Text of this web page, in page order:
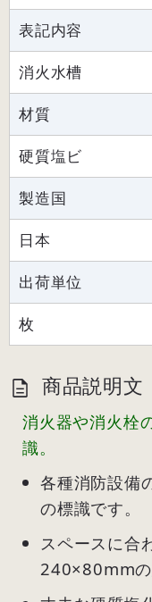
表記内容
消火水槽
材質
硬質塩ビ
製造国
日本
出荷単位
枚
商品説明文
消火器や消火栓
識。
各種消防設備
の標識です。
スペースに合
240×80mmの